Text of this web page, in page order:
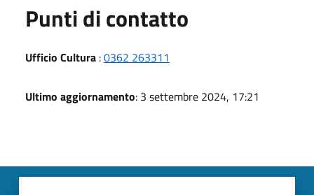
Punti di contatto
Ufficio Cultura :0362 263311
Ultimo aggiornamento: 3 settembre 2024, 17:21